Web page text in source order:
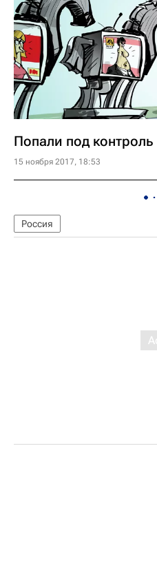
Попали под контроль
15 ноября 2017, 18:53
Россия